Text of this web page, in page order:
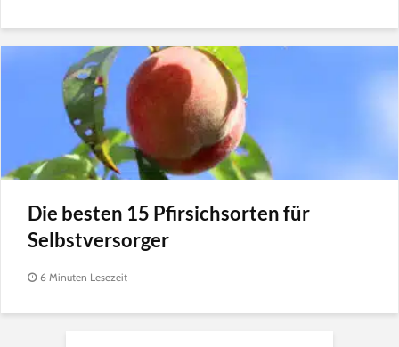
Die besten 15 Pfirsichsorten für
Selbstversorger
6 Minuten Lesezeit